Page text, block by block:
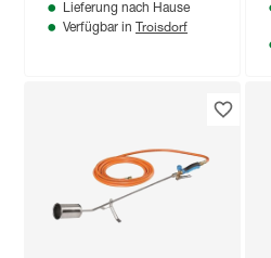
Lieferung nach Hause
Verfügbar in Troisdorf